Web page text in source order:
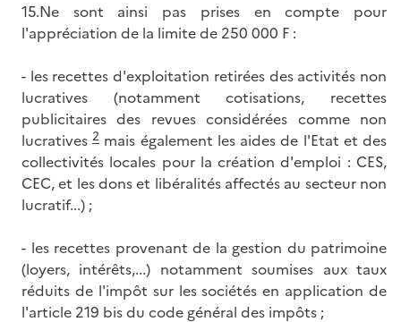
15.Ne sont ainsi pas prises en compte pour
l'appréciation de la limite de 250 000 F :
- les recettes d'exploitation retirées des activités non
lucratives (notamment cotisations, recettes
publicitaires des revues considérées comme non
lucratives2 mais également les aides de l'Etat et des
collectivités locales pour la création d'emploi : CES,
CEC, et les dons et libéralités affectés au secteur non
lucratif...) ;
- les recettes provenant de la gestion du patrimoine
(loyers, intérêts,...) notamment soumises aux taux
réduits de l'impôt sur les sociétés en application de
l'article 219 bis du code général des impôts ;